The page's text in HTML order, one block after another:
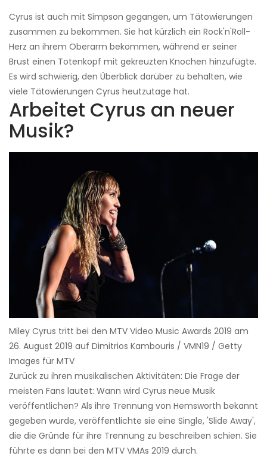
Cyrus ist auch mit Simpson gegangen, um Tätowierungen
zusammen zu bekommen. Sie hat kürzlich ein Rock'n'Roll-
Herz an ihrem Oberarm bekommen, während er seiner
Brust einen Totenkopf mit gekreuzten Knochen hinzufügte.
Es wird schwierig, den Überblick darüber zu behalten, wie
viele Tätowierungen Cyrus heutzutage hat.
Arbeitet Cyrus an neuer
Musik?
Miley Cyrus tritt bei den MTV Video Music Awards 2019 am
26. August 2019 auf Dimitrios Kambouris / VMN19 / Getty
Images für MTV
Zurück zu ihren musikalischen Aktivitäten: Die Frage der
meisten Fans lautet: Wann wird Cyrus neue Musik
veröffentlichen? Als ihre Trennung von Hemsworth bekannt
gegeben wurde, veröffentlichte sie eine Single, 'Slide Away',
die die Gründe für ihre Trennung zu beschreiben schien. Sie
führte es dann bei den MTV VMAs 2019 durch.